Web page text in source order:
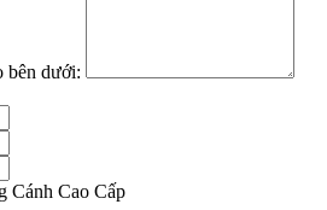
bên dưới: